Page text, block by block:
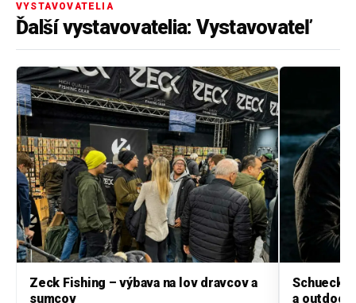
VYSTAVOVATELIA
Ďalší vystavovatelia: Vystavovateľ
Zeck Fishing – výbava na lov dravcov a
sumcov
a outdoor